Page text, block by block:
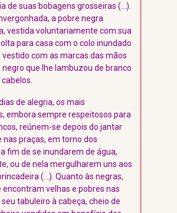
de suas bobagens grosseiras (…).
a pobre negra
vestida voluntariamente com sua
para casa com o colo inundado
vestido com as marcas das mãos
que lhe lambuzou de branco
de alegria, os mais
embora sempre respeitosos para
reúnem-se depois do jantar
nas praças, em torno dos
fim de se inundarem de água,
ou de nela mergulharem uns aos
(…). Quanto às negras,
encontram velhas e pobres nas
tabuleiro à cabeça, cheio de